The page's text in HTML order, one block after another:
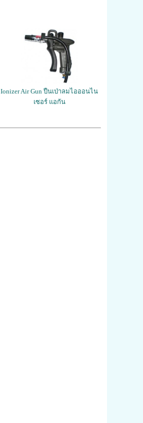
Ionizer Air Gun ปืนเป่าลมไอออนไน
เซอร์ แอกัน